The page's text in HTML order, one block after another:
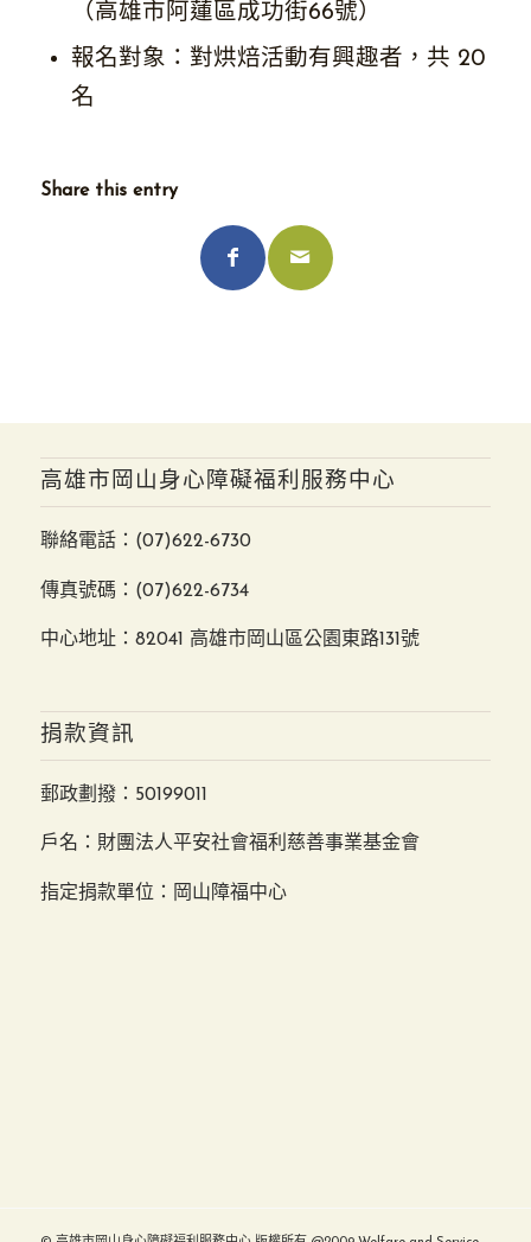
（高雄市阿蓮區成功街66號）
報名對象：對烘焙活動有興趣者，共 20
名
Share this entry
高雄市岡山身心障礙福利服務中心
聯絡電話： (07)622-6730
傳真號碼：(07)622-6734
中心地址：82041 高雄市岡山區公園東路131號
捐款資訊
郵政劃撥：50199011
戶名：財團法人平安社會福利慈善事業基金會
指定捐款單位：岡山障福中心